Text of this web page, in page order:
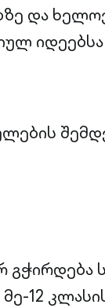
და
12